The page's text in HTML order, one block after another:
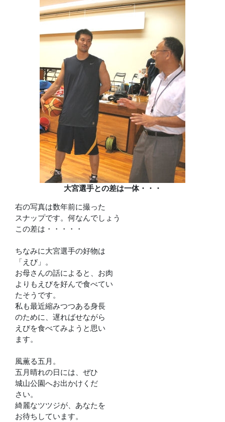
大宮選手との差は一体・・・
右の写真は数年前に撮った
スナップです。何なんでしょう
この差は・・・・・
ちなみに大宮選手の好物は
「えび」。
お母さんの話によると、お肉
よりもえびを好んで食べてい
たそうです。
私も最近縮みつつある身長
のために、遅ればせながら
えびを食べてみようと思い
ます。
風薫る五月。
五月晴れの日には、ぜひ
城山公園へお出かけくだ
さい。
綺麗なツツジが、あなたを
お待ちしています。